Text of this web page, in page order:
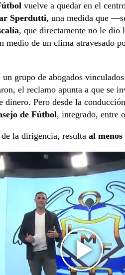
vuelve a quedar en el
Sperdutti, una medida que
, que directamente no le dio
medio de un clima atravesado
grupo de abogados
el reclamo apunta a que se
dinero. Pero desde la
de Fútbol, integrado, entre
la dirigencia, resulta al